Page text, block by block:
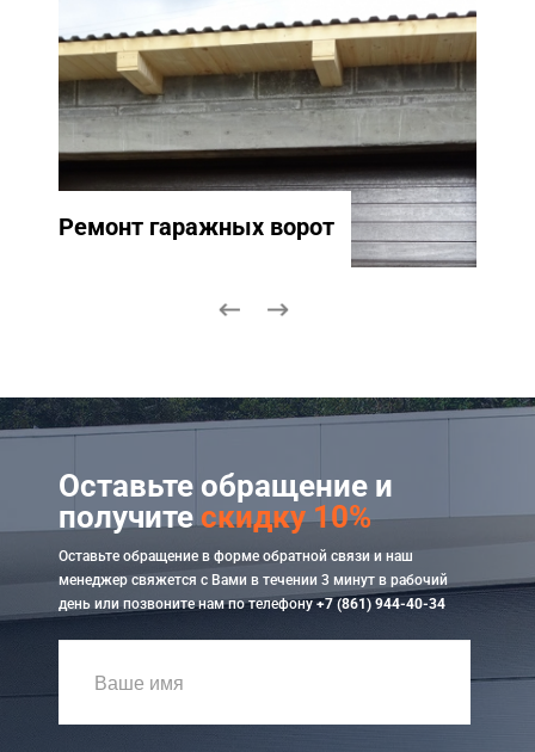
Ремонт гаражных ворот
Оставьте обращение и
получитескидку 10%
Оставьте обращение в форме обратной связи и наш
менеджер свяжется с Вами в течении 3 минут в рабочий
день или позвоните нам по телефону+7 (861) 944-40-34